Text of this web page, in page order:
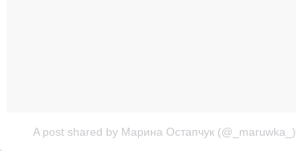
A post shared by Марина Остапчук (@_maruwka_)